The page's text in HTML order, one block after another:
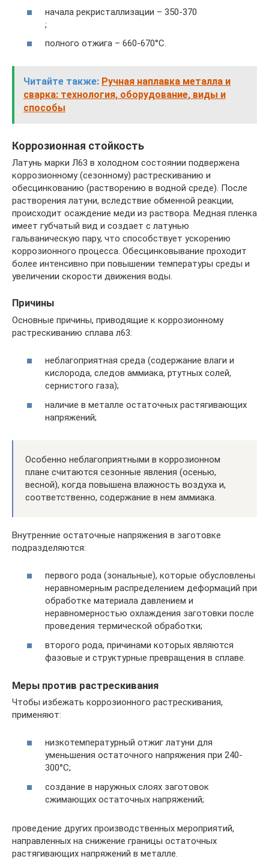
начала рекристаллизации – 350-370
;
полного отжига – 660-670°С.
Читайте также: Ручная наплавка металла и
сварка: технология, оборудование, виды и
способы
Коррозионная стойкость
Латунь марки Л63 в холодном состоянии подвержена
коррозионному (сезонному) растрескиванию и
обесцинкованию (растворению в водной среде). После
растворения латуни, вследствие обменной реакции,
происходит осаждение меди из раствора. Медная пленка
имеет губчатый вид и создает с латунью
гальваническую пару, что способствует ускорению
коррозионного процесса. Обесцинковывание проходит
более интенсивно при повышении температуры среды и
увеличении скорости движения воды.
Причины
Основные причины, приводящие к коррозионному
растрескиванию сплава л63:
неблагоприятная среда (содержание влаги и
кислорода, следов аммиака, ртутных солей,
сернистого газа);
наличие в металле остаточных растягивающих
напряжений;
Особенно неблагоприятными в коррозионном
плане считаются сезонные явления (осенью,
весной), когда повышена влажность воздуха и,
соответственно, содержание в нем аммиака.
Внутренние остаточные напряжения в заготовке
подразделяются:
первого рода (зональные), которые обусловлены
неравномерным распределением деформаций при
обработке материала давлением и
неравномерностью охлаждения заготовки после
проведения термической обработки;
второго рода, причинами которых являются
фазовые и структурные превращения в сплаве.
Меры против растрескивания
Чтобы избежать коррозионного растрескивания,
применяют:
низкотемпературный отжиг латуни для
уменьшения остаточного напряжения при 240-
300°С;
создание в наружных слоях заготовок
сжимающих остаточных напряжений;
проведение других производственных мероприятий,
направленных на снижение границы остаточных
растягивающих напряжений в металле.